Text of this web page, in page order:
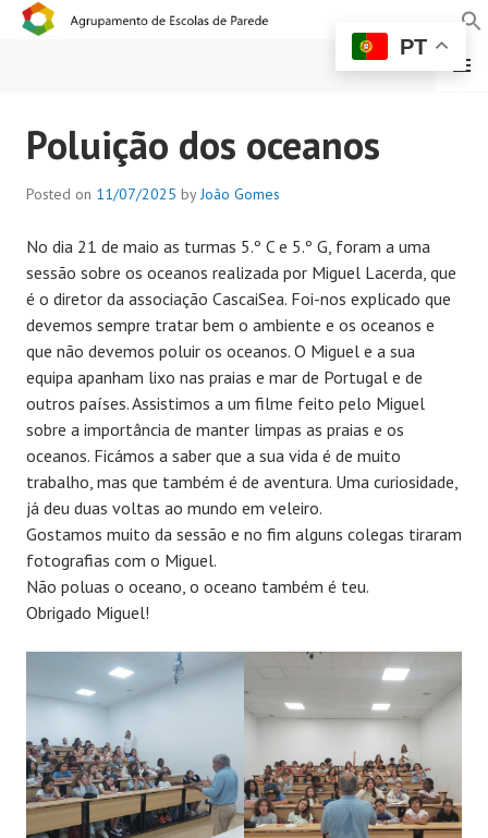
AGRUPAMENTO DE
ESCOLAS DE PAREDE
MENU
Poluição dos oceanos
Posted on 11/07/2025 byJoão Gomes
No dia 21 de maio as turmas 5.º C e 5.º G, foram a uma
sessão sobre os oceanos realizada por Miguel Lacerda, que
é o diretor da associação CascaiSea. Foi-nos explicado que
devemos sempre tratar bem o ambiente e os oceanos e
que não devemos poluir os oceanos. O Miguel e a sua
equipa apanham lixo nas praias e mar de Portugal e de
outros países. Assistimos a um filme feito pelo Miguel
sobre a importância de manter limpas as praias e os
oceanos. Ficámos a saber que a sua vida é de muito
trabalho, mas que também é de aventura. Uma curiosidade,
já deu duas voltas ao mundo em veleiro.
Gostamos muito da sessão e no fim alguns colegas tiraram
fotografias com o Miguel.
Não poluas o oceano, o oceano também é teu.
Obrigado Miguel!
PT